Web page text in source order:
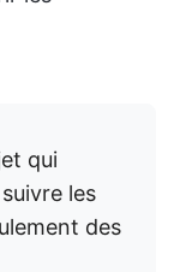
qui
les
des